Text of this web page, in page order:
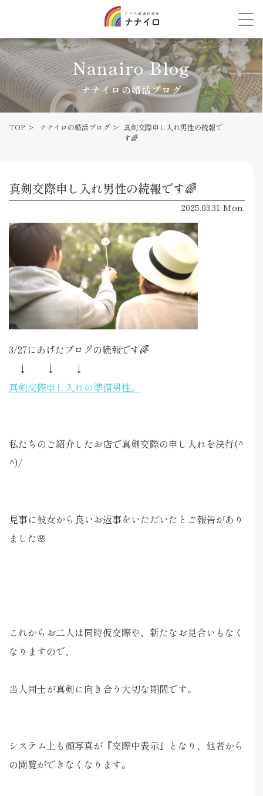
Nanairo Blog
ナナイロの婚活ブログ
TOP ナナイロの婚活ブログ
真剣交際申し入れ男性の続報で
す🌈
真剣交際申し入れ男性の続報です🌈
2025.03.31 Mon.
3/27にあげたブログの続報です🌈
↓ ↓ ↓
真剣交際申し入れの準備男性。
私たちのご紹介したお店で真剣交際の申し入れを決行(^
^)/
見事に彼女から良いお返事をいただいたとご報告があり
ました🌸
これからお二人は同時仮交際や、新たなお見合いもなく
なりますので、
当人同士が真剣に向き合う大切な期間です。
システム上も顔写真が『交際中表示』となり、他者から
の閲覧ができなくなります。